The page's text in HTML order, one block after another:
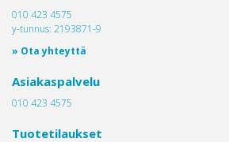
010 423 4575
y-tunnus: 2193871-9
» Ota yhteyttä
Asiakaspalvelu
010 423 4575
Tuotetilaukset